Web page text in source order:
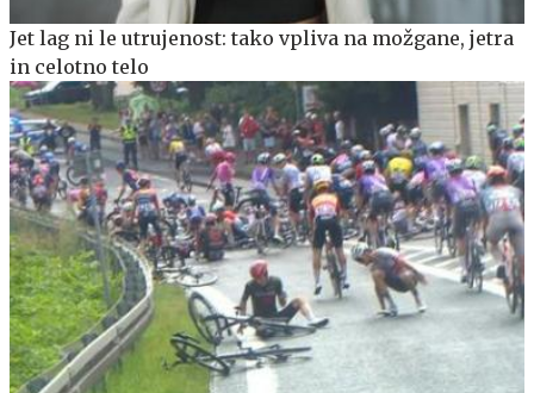
Jet lag ni le utrujenost: tako vpliva na možgane, jetra
in celotno telo